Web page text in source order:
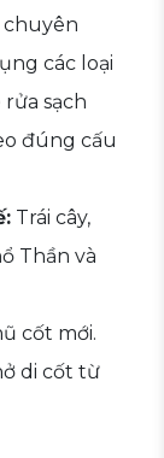
các loại
sạch
đúng cấu
Trái cây,
Thần và
cốt mới.
di cốt từ